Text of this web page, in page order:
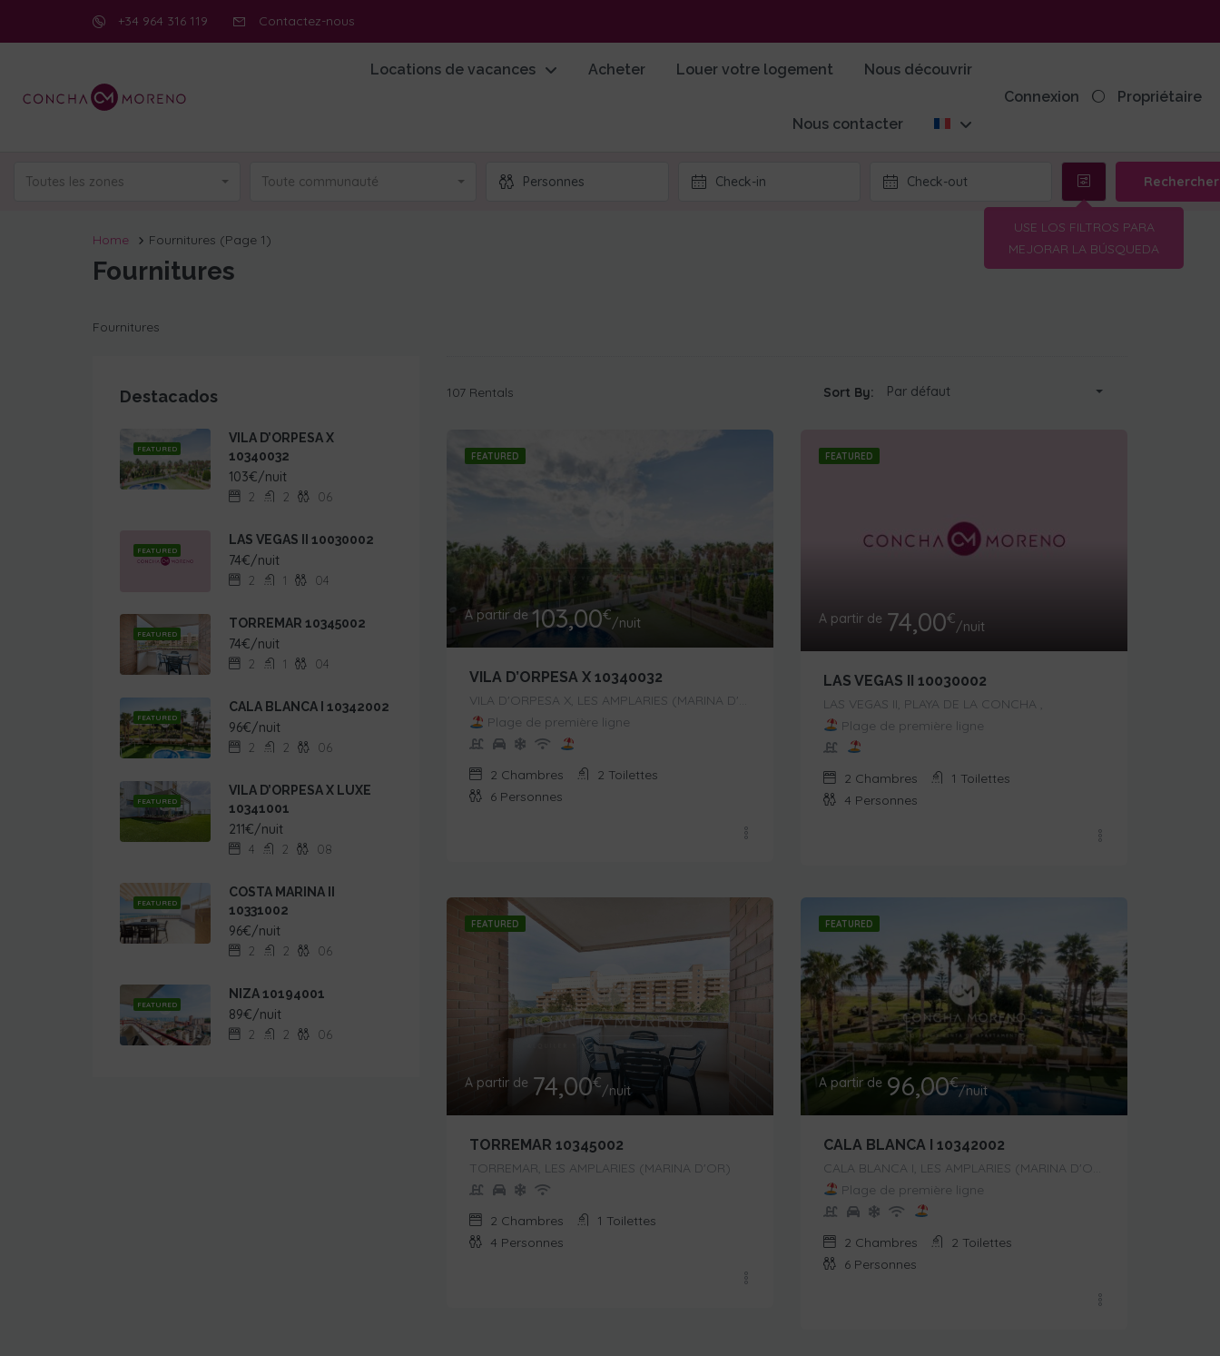
+34 964 316 119 Contactez-nous
Locations de vacances Acheter Louer votre logement Nous découvrir
Nous contacter
Connexion Propriétaire
Toutes les zones Toute communauté Rechercher
Home Fournitures (Page 1)
Fournitures
Fournitures
107 Rentals Sort By: Par défaut
FEATURED
A partir de 103,00€/nuit
VILA D’ORPESA X 10340032
Plage de première ligne
2 Chambres 2 Toilettes
6 Personnes
FEATURED
A partir de 74,00€/nuit
LAS VEGAS II 10030002
LAS VEGAS II, PLAYA DE LA CONCHA ,
Plage de première ligne
2 Chambres 1 Toilettes
4 Personnes
FEATURED
A partir de 74,00€/nuit
TORREMAR 10345002
TORREMAR, LES AMPLARIES (MARINA D'OR)
2 Chambres 1 Toilettes
4 Personnes
FEATURED
A partir de 96,00€/nuit
CALA BLANCA I 10342002
Plage de première ligne
2 Chambres 2 Toilettes
6 Personnes
Destacados
FEATURED
VILA D’ORPESA X
10340032
103€/nuit
2 2 06
FEATURED
LAS VEGAS II 10030002
74€/nuit
2 1 04
FEATURED
TORREMAR 10345002
74€/nuit
2 1 04
FEATURED
CALA BLANCA I 10342002
96€/nuit
2 2 06
FEATURED
VILA D’ORPESA X LUXE
10341001
211€/nuit
4 2 08
FEATURED
COSTA MARINA II
10331002
96€/nuit
2 2 06
FEATURED
NIZA 10194001
89€/nuit
2 2 06